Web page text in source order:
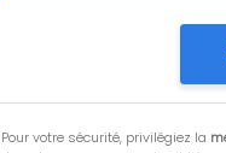
Pour votre sécurité, privilégiez la